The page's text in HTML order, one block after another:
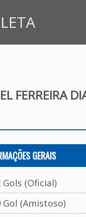
FERREIRA
GERAIS
Gols (Oficial)
Gol (Amistoso)